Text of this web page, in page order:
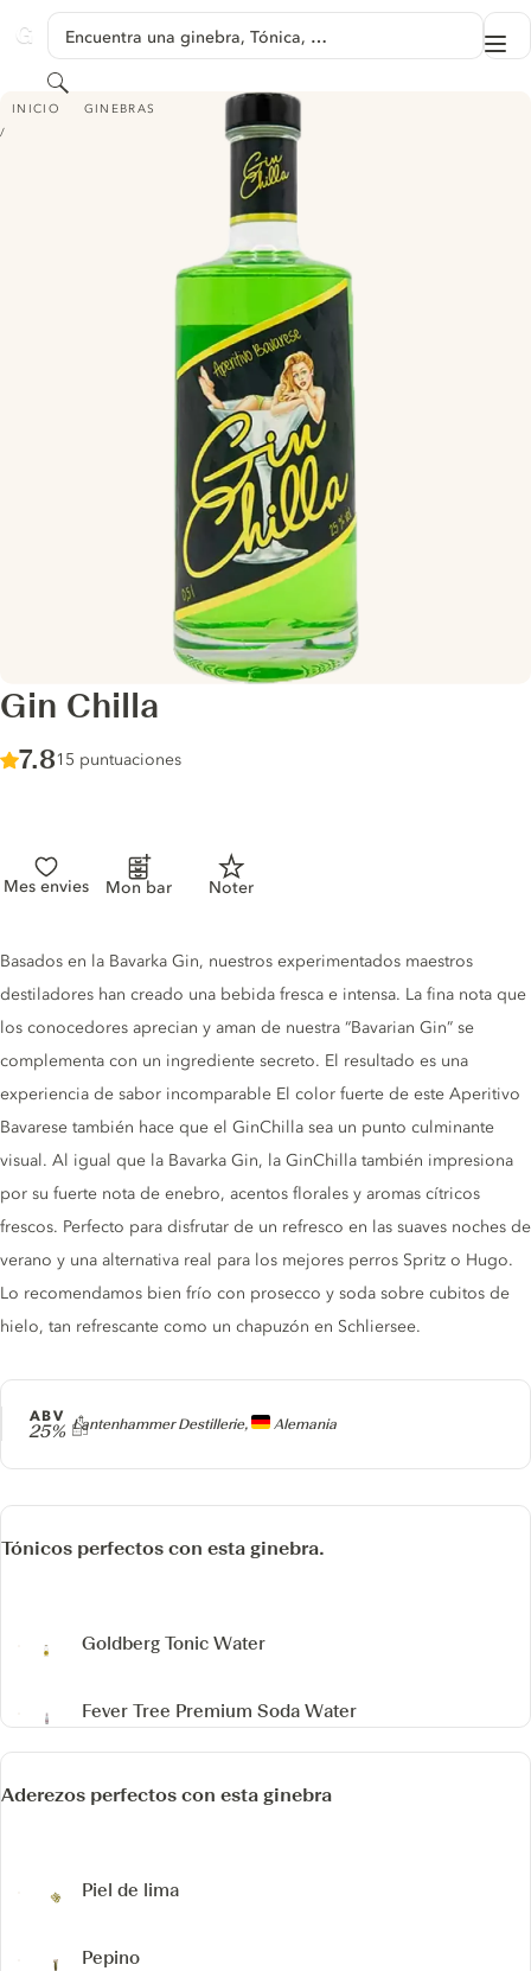
GINVENTORY
Encuentra una ginebra, Tónica, …
Buscar
INICIO GINEBRAS
GIN CHILLA
Gin Chilla
Score :
7.8/ 10
15 puntuaciones
Mes envies Mon bar Noter
Producer
Lantenhammer Destillerie, Alemania
ABV
25%
Gin description
Basados en la Bavarka Gin, nuestros experimentados maestros
destiladores han creado una bebida fresca e intensa. La fina nota que
los conocedores aprecian y aman de nuestra “Bavarian Gin” se
complementa con un ingrediente secreto. El resultado es una
experiencia de sabor incomparable El color fuerte de este Aperitivo
Bavarese también hace que el GinChilla sea un punto culminante
visual. Al igual que la Bavarka Gin, la GinChilla también impresiona
por su fuerte nota de enebro, acentos florales y aromas cítricos
frescos. Perfecto para disfrutar de un refresco en las suaves noches de
verano y una alternativa real para los mejores perros Spritz o Hugo.
Lo recomendamos bien frío con prosecco y soda sobre cubitos de
hielo, tan refrescante como un chapuzón en Schliersee.
Tónicos perfectos con esta ginebra.
Goldberg Tonic Water
Fever Tree Premium Soda Water
Aderezos perfectos con esta ginebra
Piel de lima
Pepino